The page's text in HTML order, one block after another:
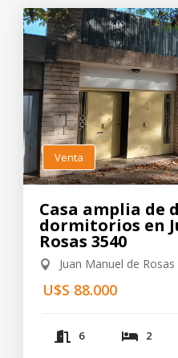
Venta
Casa amplia de
dormitorios en
Rosas 3540
Juan Manuel de Rosas
U$S 88.000
6 2